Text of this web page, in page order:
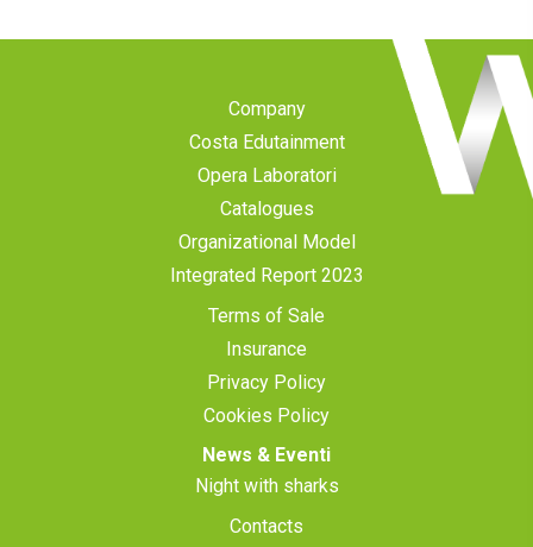
Company
Costa Edutainment
Opera Laboratori
Catalogues
Organizational Model
Integrated Report 2023
Terms of Sale
Insurance
Privacy Policy
Cookies Policy
News & Eventi
Night with sharks
Contacts